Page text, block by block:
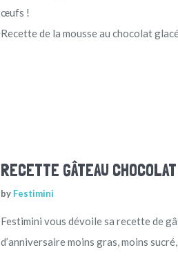
œufs !
Recette de la mousse au chocolat
RECETTE GÂTEAU
by Festimini
Festimini vous dévoile sa recette de
d’anniversaire moins gras, moins